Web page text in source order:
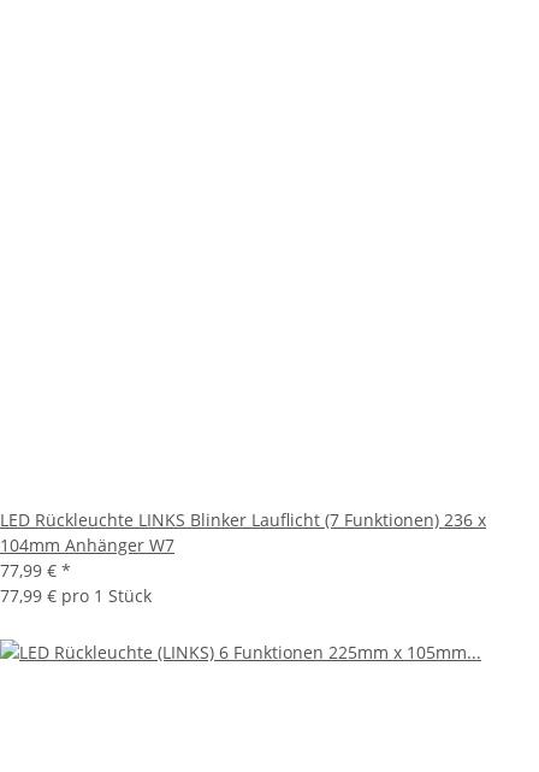
LED Rückleuchte LINKS Blinker Lauflicht (7 Funktionen) 236 x
104mm Anhänger W7
77,99 € *
77,99 € pro 1 Stück